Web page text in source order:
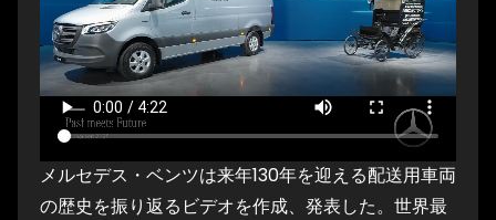
メルセデス・ベンツは来年130年を迎える配送用車両
の歴史を振り返るビデオを作成、発表した。世界最